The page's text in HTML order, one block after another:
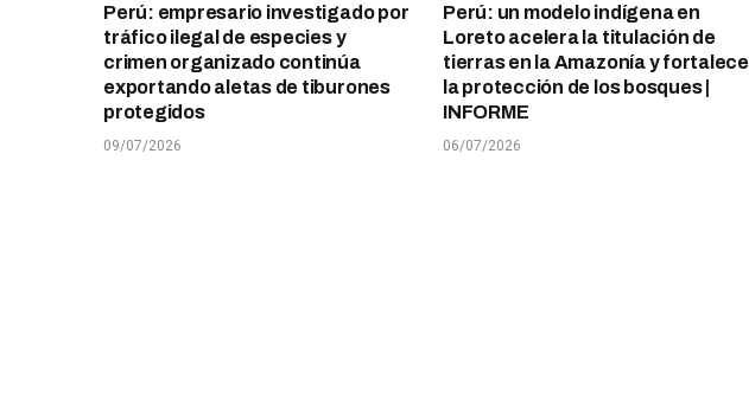
Perú: empresario investigado por
tráfico ilegal de especies y
crimen organizado continúa
exportando aletas de tiburones
protegidos
09/07/2026
Perú: un modelo indígena en
Loreto acelera la titulación de
tierras en la Amazonía y fortalece
la protección de los bosques |
INFORME
06/07/2026